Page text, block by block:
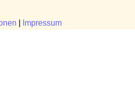
Impressum